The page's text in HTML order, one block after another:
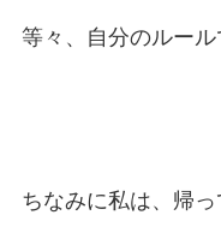
等々、自分のルール
ちなみに私は、帰っ